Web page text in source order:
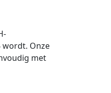
wordt. Onze
met